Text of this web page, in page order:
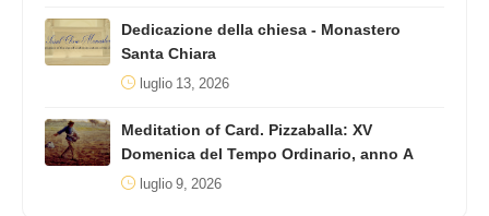
Dedicazione della chiesa - Monastero
Santa Chiara
luglio 13, 2026
Meditation of Card. Pizzaballa: XV
Domenica del Tempo Ordinario, anno A
luglio 9, 2026